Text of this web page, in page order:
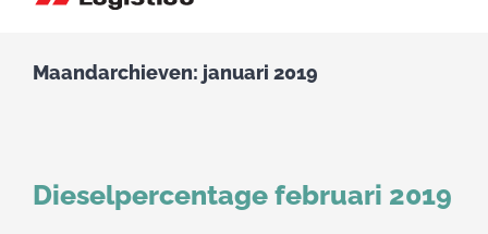
Maandarchieven: januari 2019
Dieselpercentage februari 2019